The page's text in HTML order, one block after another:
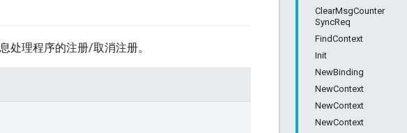
ClearMsgCounter
SyncReq
FindContext
Init
NewBinding
NewContext
NewContext
NewContext
处理程序的注册/取消注册。